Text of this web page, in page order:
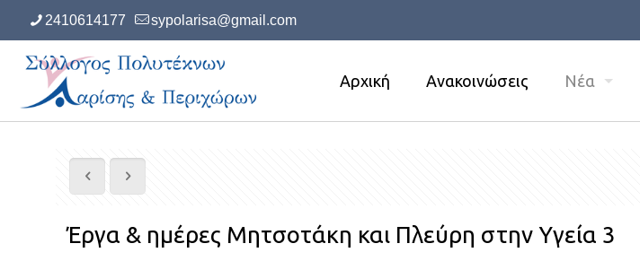
2410614177 sypolarisa@gmail.com
Αρχική Ανακοινώσεις Νέα
Έργα & ημέρες Μητσοτάκη και Πλεύρη στην Υγεία 3